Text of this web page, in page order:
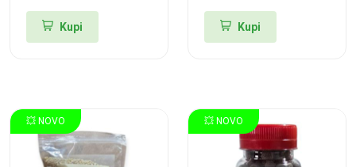
Kupi Kupi
💥 NOVO 💥 NOVO